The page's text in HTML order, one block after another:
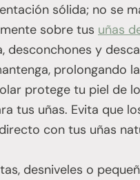
sólida; no se
sobre tus uñas
desconchones y
prolongando
protege tu piel de
tus uñas. Evita que
con tus uñas
desniveles o